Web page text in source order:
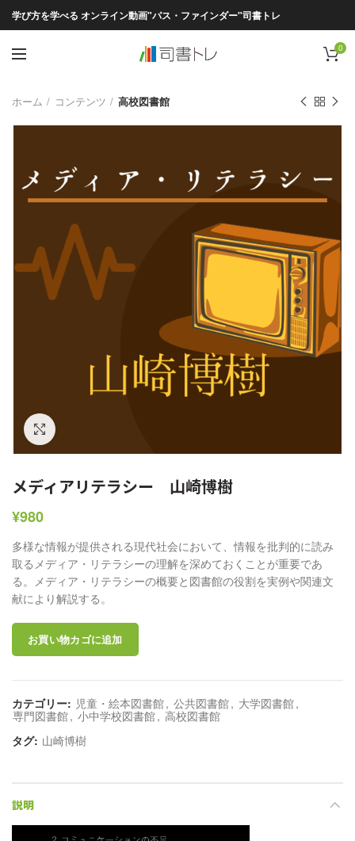
学び方を学べる オンライン動画"パス・ファインダー"司書トレ
0
ホーム コンテンツ 高校図書館
メディアリテラシー 山崎博樹
¥980
多様な情報が提供される現代社会において、情報を批判的に読み
取るメディア・リテラシーの理解を深めておくことが重要であ
る。メディア・リテラシーの概要と図書館の役割を実例や関連文
献により解説する。
お買い物カゴに追加
カテゴリー: 児童・絵本図書館, 公共図書館, 大学図書館,
専門図書館, 小中学校図書館, 高校図書館
タグ: 山崎博樹
説明